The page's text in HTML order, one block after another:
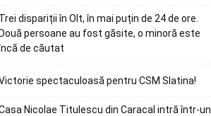
dispariții în Olt, în mai puțin de 24 de ore.
persoane au fost găsite, o minoră este
de căutat
spectaculoasă pentru CSM Slatina!
Nicolae Titulescu din Caracal intră într-un